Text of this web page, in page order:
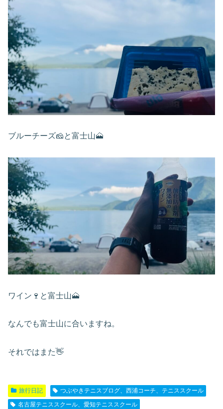
ブルーチーズ🧀と富士山🗻
ワイン🍷と富士山🗻
なんでも富士山に合いますね。
それではまた👋
旅行日記
つぶやきテニスブログ、西浦コーチ、テニススクール
名古屋テニススクール、愛知テニススクール